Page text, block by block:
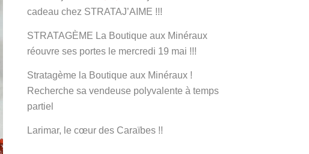
cadeau chez STRATAJ’AIME !!!
STRATAGÈME La Boutique aux Minéraux
réouvre ses portes le mercredi 19 mai !!!
Stratagème la Boutique aux Minéraux !
Recherche sa vendeuse polyvalente à temps
partiel
Larimar, le cœur des Caraïbes !!